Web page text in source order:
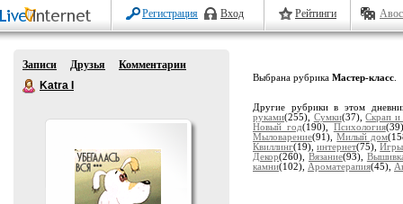
Регистрация Вход Рейтинги
Записи Друзья
Комментарии
Katra I
Выбрана рубрика Мастер-класс
Другие рубрики в этом
руками(255), Сумки(37),Скрап и
Новый год(190), Психология
Мыловарение(91),Милый дом
Квиллинг(19),интернет(75),
Декор(260), Вязание(93),
камни(102), Ароматерапия(45),